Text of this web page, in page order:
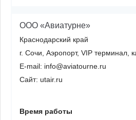
ООО «Авиатурне»
Краснодарский край
г. Сочи, Аэропорт, VIP терминал,
E-mail: info@aviatourne.ru
Сайт: utair.ru
Время работы